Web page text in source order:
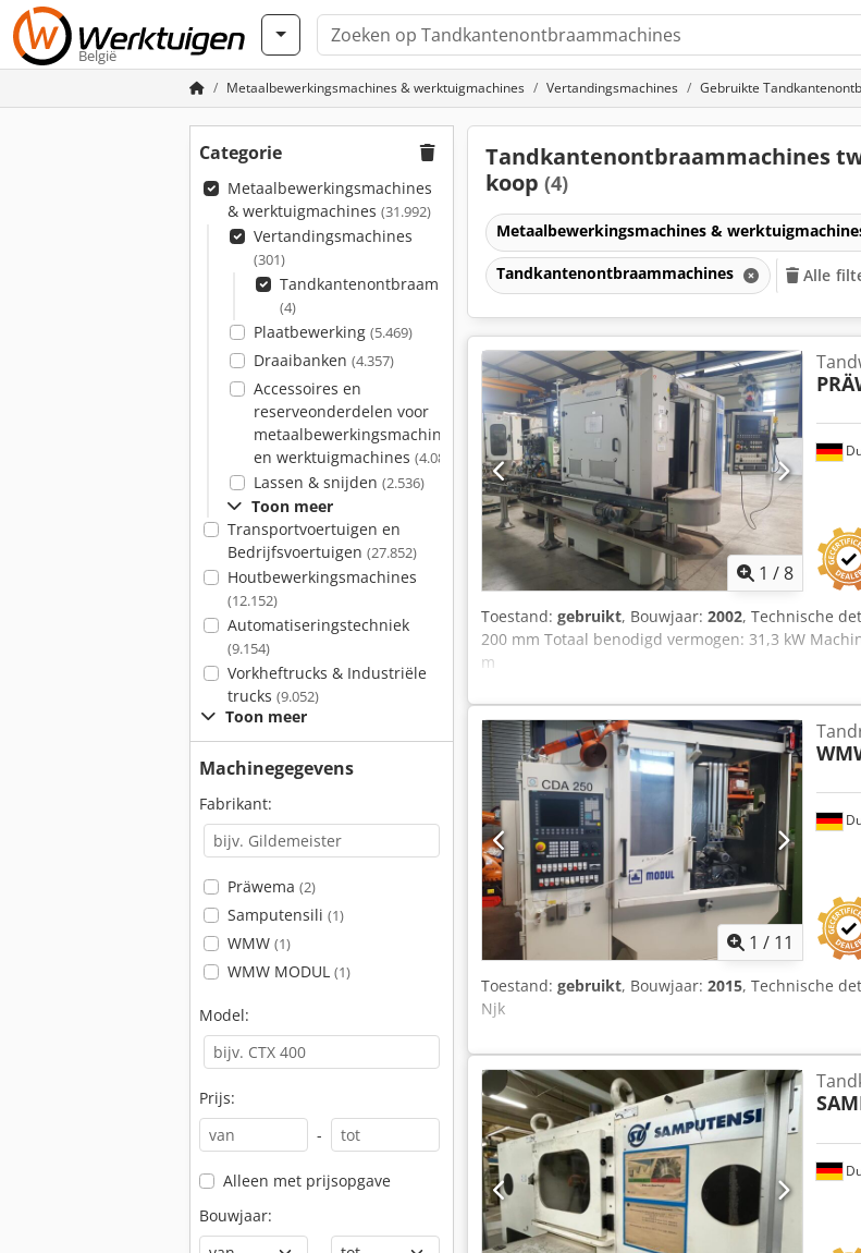
België
Metaalbewerkingsmachines & werktuigmachines Vertandingsmachines Gebruikte
Categorie
Metaalbewerkingsmachines
& werktuigmachines (31.992)
Vertandingsmachines
(301)
Tandkantenontbraammachines
(4)
Plaatbewerking (5.469)
Draaibanken (4.357)
Accessoires en
reserveonderdelen voor
metaalbewerkingsmachines
en werktuigmachines (4.084)
Lassen & snijden (2.536)
Toon meer
Transportvoertuigen en
Bedrijfsvoertuigen (27.852)
Houtbewerkingsmachines
(12.152)
Automatiseringstechniek
(9.154)
Vorkheftrucks & Industriële
trucks (9.052)
Toon meer
Machinegegevens
Fabrikant:
Präwema (2)
Samputensili (1)
WMW (1)
WMW MODUL (1)
Model:
Prijs:
-
Alleen met prijsopgave
Bouwjaar:
Tandkantenontbraammachines
koop (4)
Metaalbewerkingsmachines &
Tandkantenontbraammachines Alle
1 /8
Toestand: gebruikt, Bouwjaar: 2002, Technische
200 mm Totaal benodigd vermogen: 31,3 kW
m
1 / 11
Toestand: gebruikt, Bouwjaar: 2015, Technische
Njk